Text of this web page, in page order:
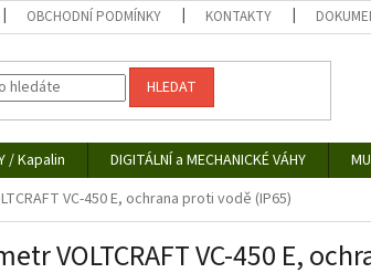
OBCHODNÍ PODMÍNKY KONTAKTY
HLEDAT
/ Kapalin DIGITÁLNÍ a MECHANICKÉ VÁHY
VC-450 E, ochrana proti vodě (IP65)
VOLTCRAFT VC-450 E,